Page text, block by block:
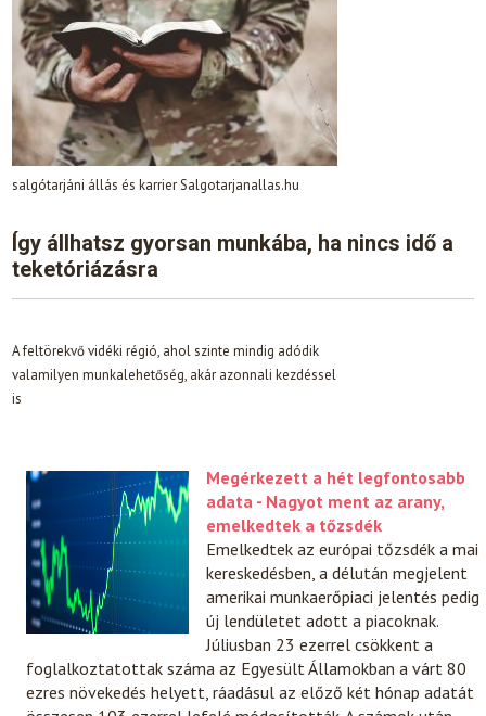
salgótarjáni állás és karrier Salgotarjanallas.hu
Így állhatsz gyorsan munkába, ha nincs idő a
teketóriázásra
A feltörekvő vidéki régió, ahol szinte mindig adódik
valamilyen munkalehetőség, akár azonnali kezdéssel
is
Megérkezett a hét legfontosabb
adata - Nagyot ment az arany,
emelkedtek a tőzsdék
Emelkedtek az európai tőzsdék a mai
kereskedésben, a délután megjelent
amerikai munkaerőpiaci jelentés pedig
új lendületet adott a piacoknak.
Júliusban 23 ezerrel csökkent a
foglalkoztatottak száma az Egyesült Államokban a várt 80
ezres növekedés helyett, ráadásul az előző két hónap adatát